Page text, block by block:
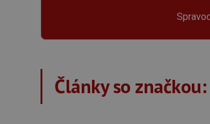
Články so značkou: